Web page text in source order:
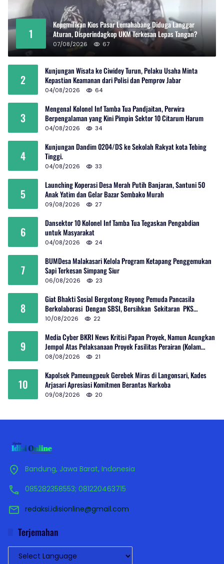
1
Kepemilikan Kios Pasar Lemahabang Diduga Langgar
Aturan, Disperindagkop UKM Terkesan Lepas Tangan?
07/08/2026 67
2
Kunjungan Wisata ke Ciwidey Turun, Pelaku Usaha Minta
Kepastian Keamanan dari Polisi dan Pemprov Jabar
04/08/2026 64
3
Mengenal Kolonel Inf Tamba Tua Pandjaitan, Perwira
Berpengalaman yang Kini Pimpin Sektor 10 Citarum Harum
04/08/2026 34
4
Kunjungan Dandim 0204/DS ke Sekolah Rakyat kota Tebing
Tinggi.
04/08/2026 33
5
Launching Koperasi Desa Merah Putih Banjaran, Santuni 50
Anak Yatim dan Gelar Bazar Sembako Murah
09/08/2026 27
6
Dansektor 10 Kolonel Inf Tamba Tua Tegaskan Pengabdian
untuk Masyarakat
04/08/2026 24
7
BUMDesa Malakasari Kelola Program Ketapang Penggemukan
Sapi Terkesan Simpang Siur
06/08/2026 23
8
Giat Bhakti Sosial Bergotong Royong Pemuda Pancasila
Berkolaborasi Dengan SBSI, Bersihkan Sekitaran PKS
Rambutan Dan Jalan Umum
10/08/2026 22
9
Media Cyber BKRI News Kritisi Papan Proyek, Namun Acungkan
Jempol Atas Pelaksanaan Proyek Fasilitas Perairan (Kolam
Labuh) PP Jayanti
08/08/2026 21
10
Kapolsek Pameungpeuk Gerebek Miras di Langonsari, Kades
Arjasari Apresiasi Komitmen Berantas Narkoba
09/08/2026 20
Bandung, Jawa Barat, Indonesia
085282358553; 081220463715
redaksi.idisionline@gmail.com
Terjemahan